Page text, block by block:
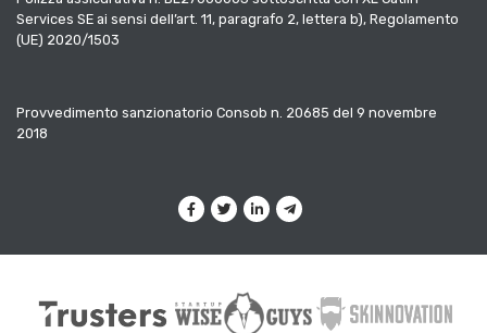
Services SE ai sensi dell’art. 11, paragrafo 2, lettera b), Regolamento
(UE) 2020/1503
Provvedimento sanzionatorio Consob n. 20685 del 9 novembre
2018